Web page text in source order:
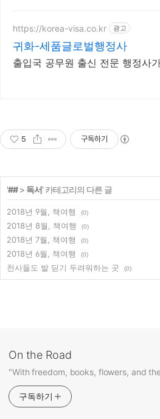
https://korea-visa.co.kr 광고
귀화-세품글로벌행정사
출입국 공무원 출신 전문 행정사
5 구독하기
'##> 독서' 카테고리의 다른 글
2018년 9월, 책여행 (0)
2018년 8월, 책여행
(0)
2018년 7월, 책여행
(0)
2018년 6월, 책여행
(0)
천사들도 발 딛기 두려워하는 곳
(0)
On the Road
"With freedom, books, flowers, and
구독하기